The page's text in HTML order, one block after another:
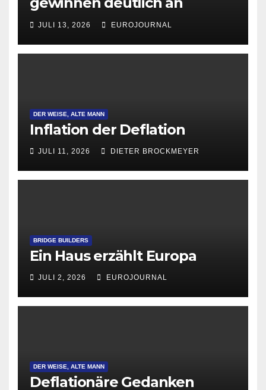
Attraktivität für Startup-
Gründungen
JULI 13, 2026 EUROJOURNAL
DER WEISE, ALTE MANN
Inflation der Deflation
JULI 11, 2026 DIETER BROCKMEYER
BRIDGE BUILDERS
Ein Haus erzählt Europa
JULI 2, 2026 EUROJOURNAL
DER WEISE, ALTE MANN
Deflationäre Gedanken